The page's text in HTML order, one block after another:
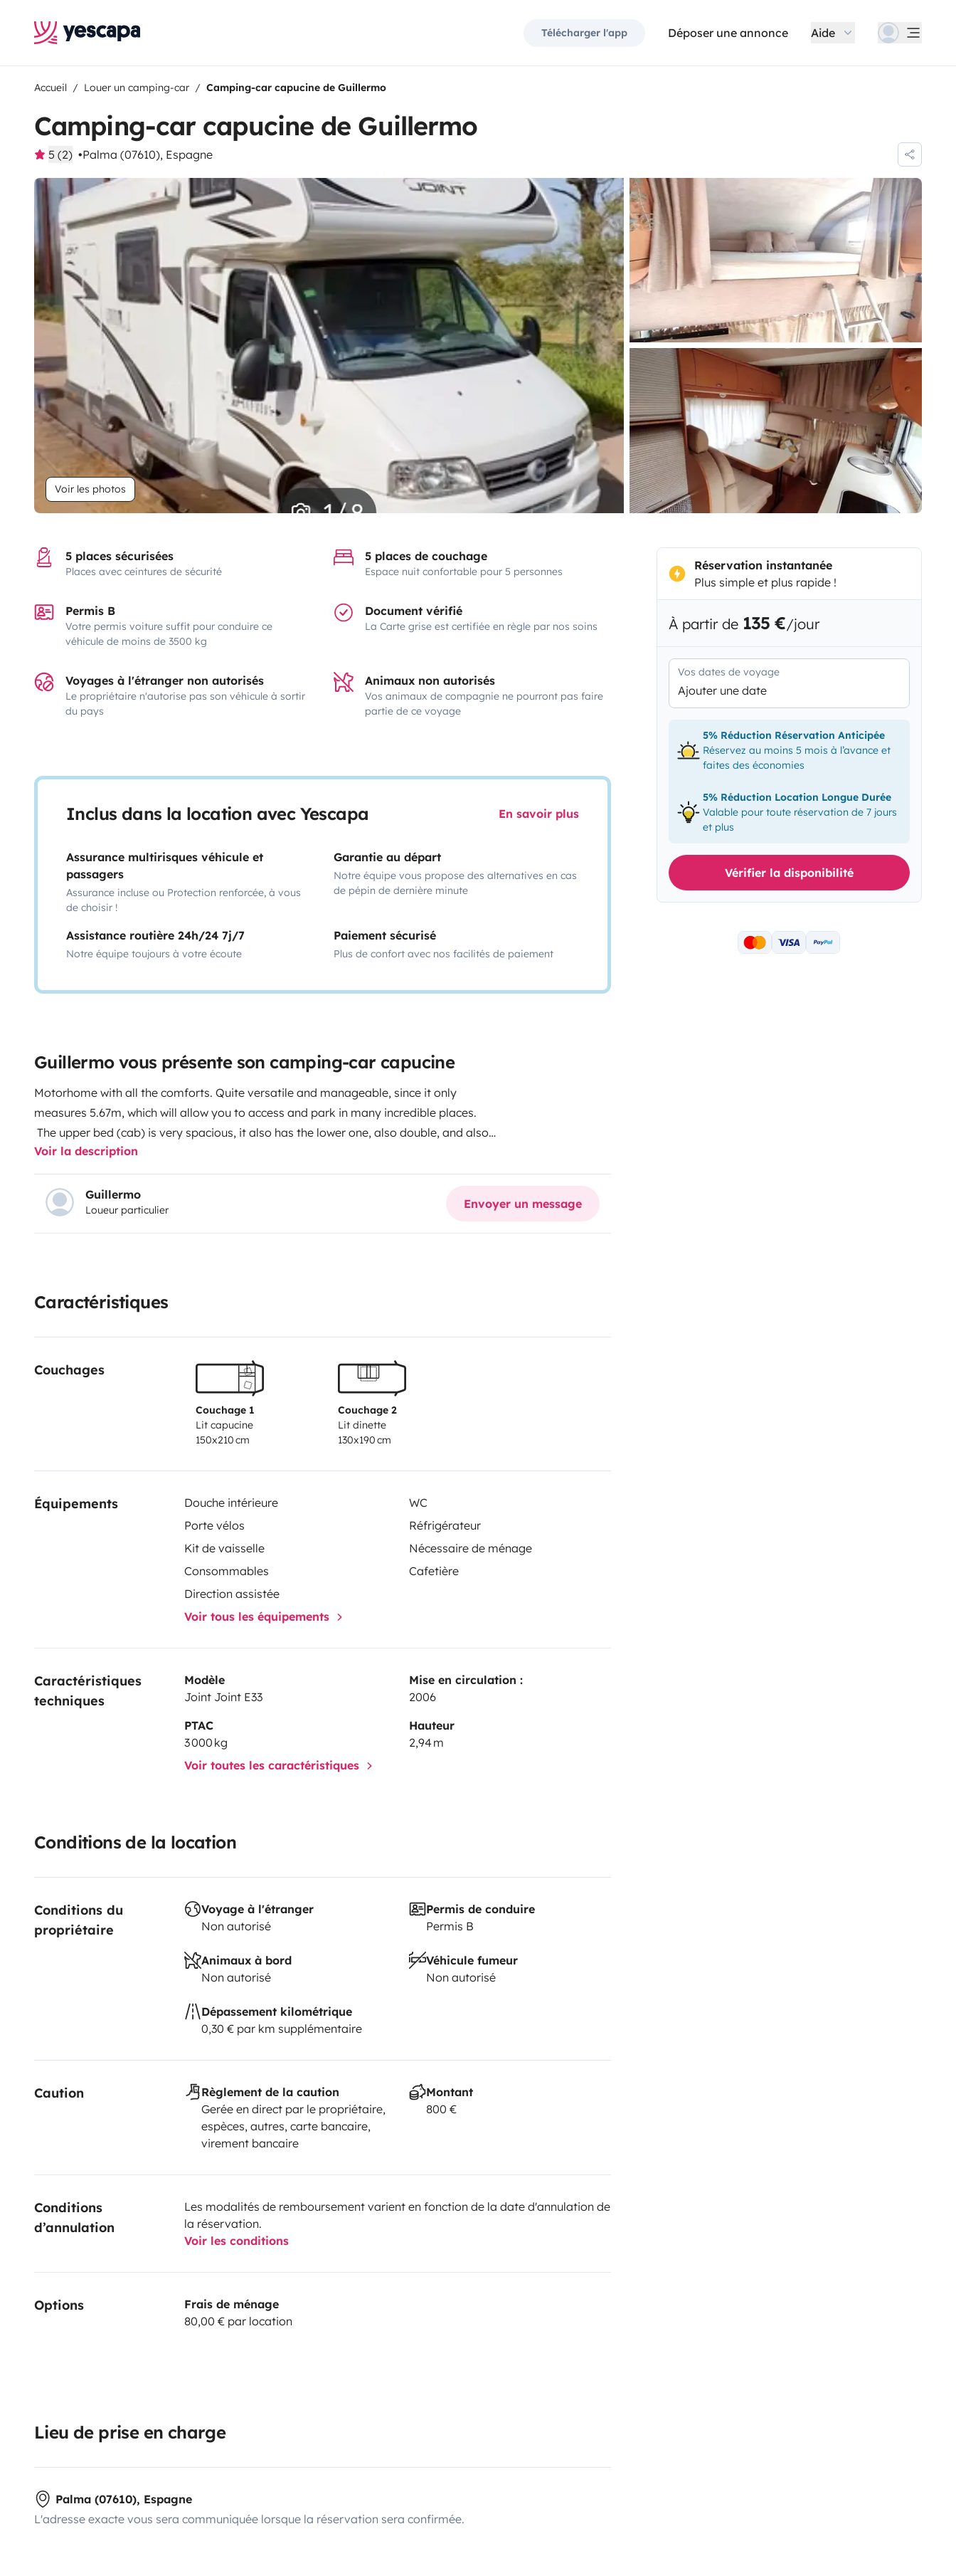
Télécharger l'app Déposer une annonce Aide
Accueil Louer un camping-car Camping-car capucine de Guillermo
Camping-car capucine de Guillermo
5 (2) Palma (07610), Espagne
Voir les photos
5 places sécurisées
Places avec ceintures de sécurité
5 places de couchage
Espace nuit confortable pour 5 personnes
Permis B
Votre permis voiture suffit pour conduire ce
véhicule de moins de 3500 kg
Document vérifié
La Carte grise est certifiée en règle par nos soins
Voyages à l'étranger non autorisés
Le propriétaire n'autorise pas son véhicule à sortir
du pays
Animaux non autorisés
Vos animaux de compagnie ne pourront pas faire
partie de ce voyage
Inclus dans la location avec Yescapa En savoir plus
Assurance multirisques véhicule et
passagers
Assurance incluse ou Protection renforcée, à vous
de choisir !
Garantie au départ
Notre équipe vous propose des alternatives en cas
de pépin de dernière minute
Assistance routière 24h/24 7j/7
Notre équipe toujours à votre écoute
Paiement sécurisé
Plus de confort avec nos facilités de paiement
Guillermo vous présente son camping-car capucine
Motorhome with all the comforts. Quite versatile and manageable, since it only
measures 5.67m, which will allow you to access and park in many incredible places.
The upper bed (cab) is very spacious, it also has the lower one, also double, and also
an extra bed that occupies the front seats of the cabin.
Voir la description
Guillermo
Loueur particulier Envoyer un message
Caractéristiques
Couchages
Couchage 1
Lit capucine
150x210 cm
Couchage 2
Lit dinette
130x190 cm
Équipements Douche intérieure
WC
Porte vélos
Réfrigérateur
Kit de vaisselle
Nécessaire de ménage
Consommables
Cafetière
Direction assistée
Voir tous les équipements
Caractéristiques
techniques
Modèle
Joint Joint E33
Mise en circulation :
2006
PTAC
3 000 kg
Hauteur
2,94 m
Voir toutes les caractéristiques
Conditions de la location
Conditions du
propriétaire
Voyage à l'étranger
Non autorisé
Permis de conduire
Permis B
Animaux à bord
Non autorisé
Véhicule fumeur
Non autorisé
Dépassement kilométrique
0,30 € par km supplémentaire
Caution
Règlement de la caution
Gerée en direct par le propriétaire,
espèces, autres, carte bancaire,
virement bancaire
Montant
800 €
Conditions
d’annulation
Les modalités de remboursement varient en fonction de la date d'annulation de
la réservation.
Voir les conditions
Options
Frais de ménage
80,00 € par location
Lieu de prise en charge
Palma (07610), Espagne
L'adresse exacte vous sera communiquée lorsque la réservation sera confirmée.
Réservation instantanée
Plus simple et plus rapide !
À partir de 135 €/jour
Vos dates de voyage
Ajouter une date
5% Réduction Réservation Anticipée
Réservez au moins 5 mois à l’avance et
faites des économies
5% Réduction Location Longue Durée
Valable pour toute réservation de 7 jours
et plus
Vérifier la disponibilité